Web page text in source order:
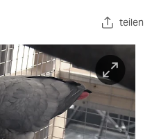
teilen